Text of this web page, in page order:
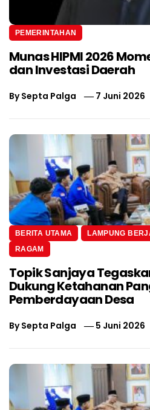
PEMERINTAHAN
Munas HIPMI 2026
dan Investasi Daerah
BySepta Palga 7 Juni 2026
BERITA UTAMA LAMPUNG
RAGAM
Topik Sanjaya
Dukung Ketahanan
Pemberdayaan Desa
BySepta Palga 5 Juni 2026